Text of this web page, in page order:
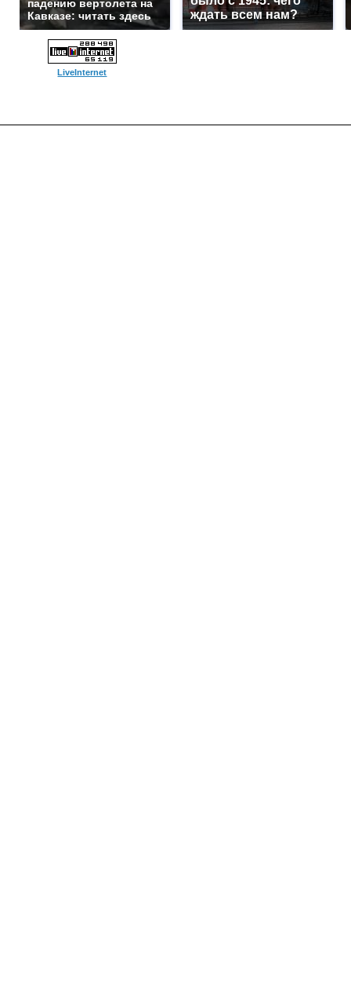
падению вертолета на
Кавказе: читать здесь
ждать всем нам?
LiveInternet